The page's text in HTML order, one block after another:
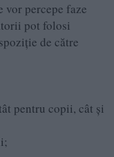
vor percepe faze
pot folosi
de către
pentru copii, cât și